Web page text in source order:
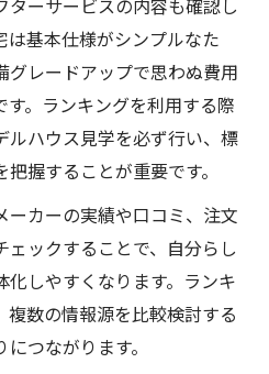
ーサービスの内容も確認し
は基本仕様がシンプルなた
グレードアップで思わぬ費用
。ランキングを利用する際
ルハウス見学を必ず行い、標
握することが重要です。
ーカーの実績や口コミ、注文
ックすることで、自分らし
化しやすくなります。ランキ
複数の情報源を比較検討する
つながります。